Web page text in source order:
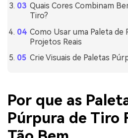
Quais Cores Combinam
Tiro?
Como Usar uma Paleta de
Projetos Reais
Crie Visuais de Paletas
Por que as
Púrpura de Tiro